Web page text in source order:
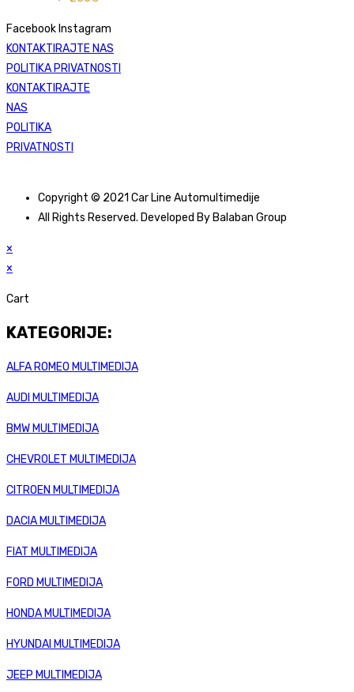
Facebook Instagram
KONTAKTIRAJTE NAS
POLITIKA PRIVATNOSTI
KONTAKTIRAJTE
NAS
POLITIKA
PRIVATNOSTI
Copyright © 2021 Car Line Automultimedije
All Rights Reserved. Developed By Balaban Group
×
×
Cart
KATEGORIJE:
ALFA ROMEO MULTIMEDIJA
AUDI MULTIMEDIJA
BMW MULTIMEDIJA
CHEVROLET MULTIMEDIJA
CITROEN MULTIMEDIJA
DACIA MULTIMEDIJA
FIAT MULTIMEDIJA
FORD MULTIMEDIJA
HONDA MULTIMEDIJA
HYUNDAI MULTIMEDIJA
JEEP MULTIMEDIJA